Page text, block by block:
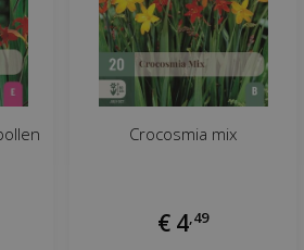
Crocosmia mix
€ 4 49